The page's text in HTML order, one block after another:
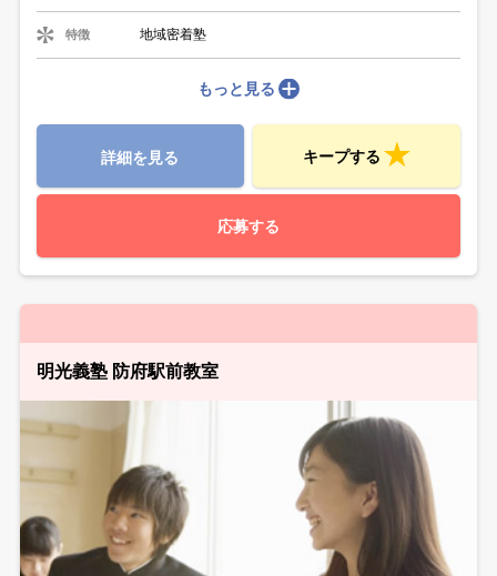
特徴 地域密着塾
もっと見る
詳細を見る キープする
応募する
明光義塾 防府駅前教室